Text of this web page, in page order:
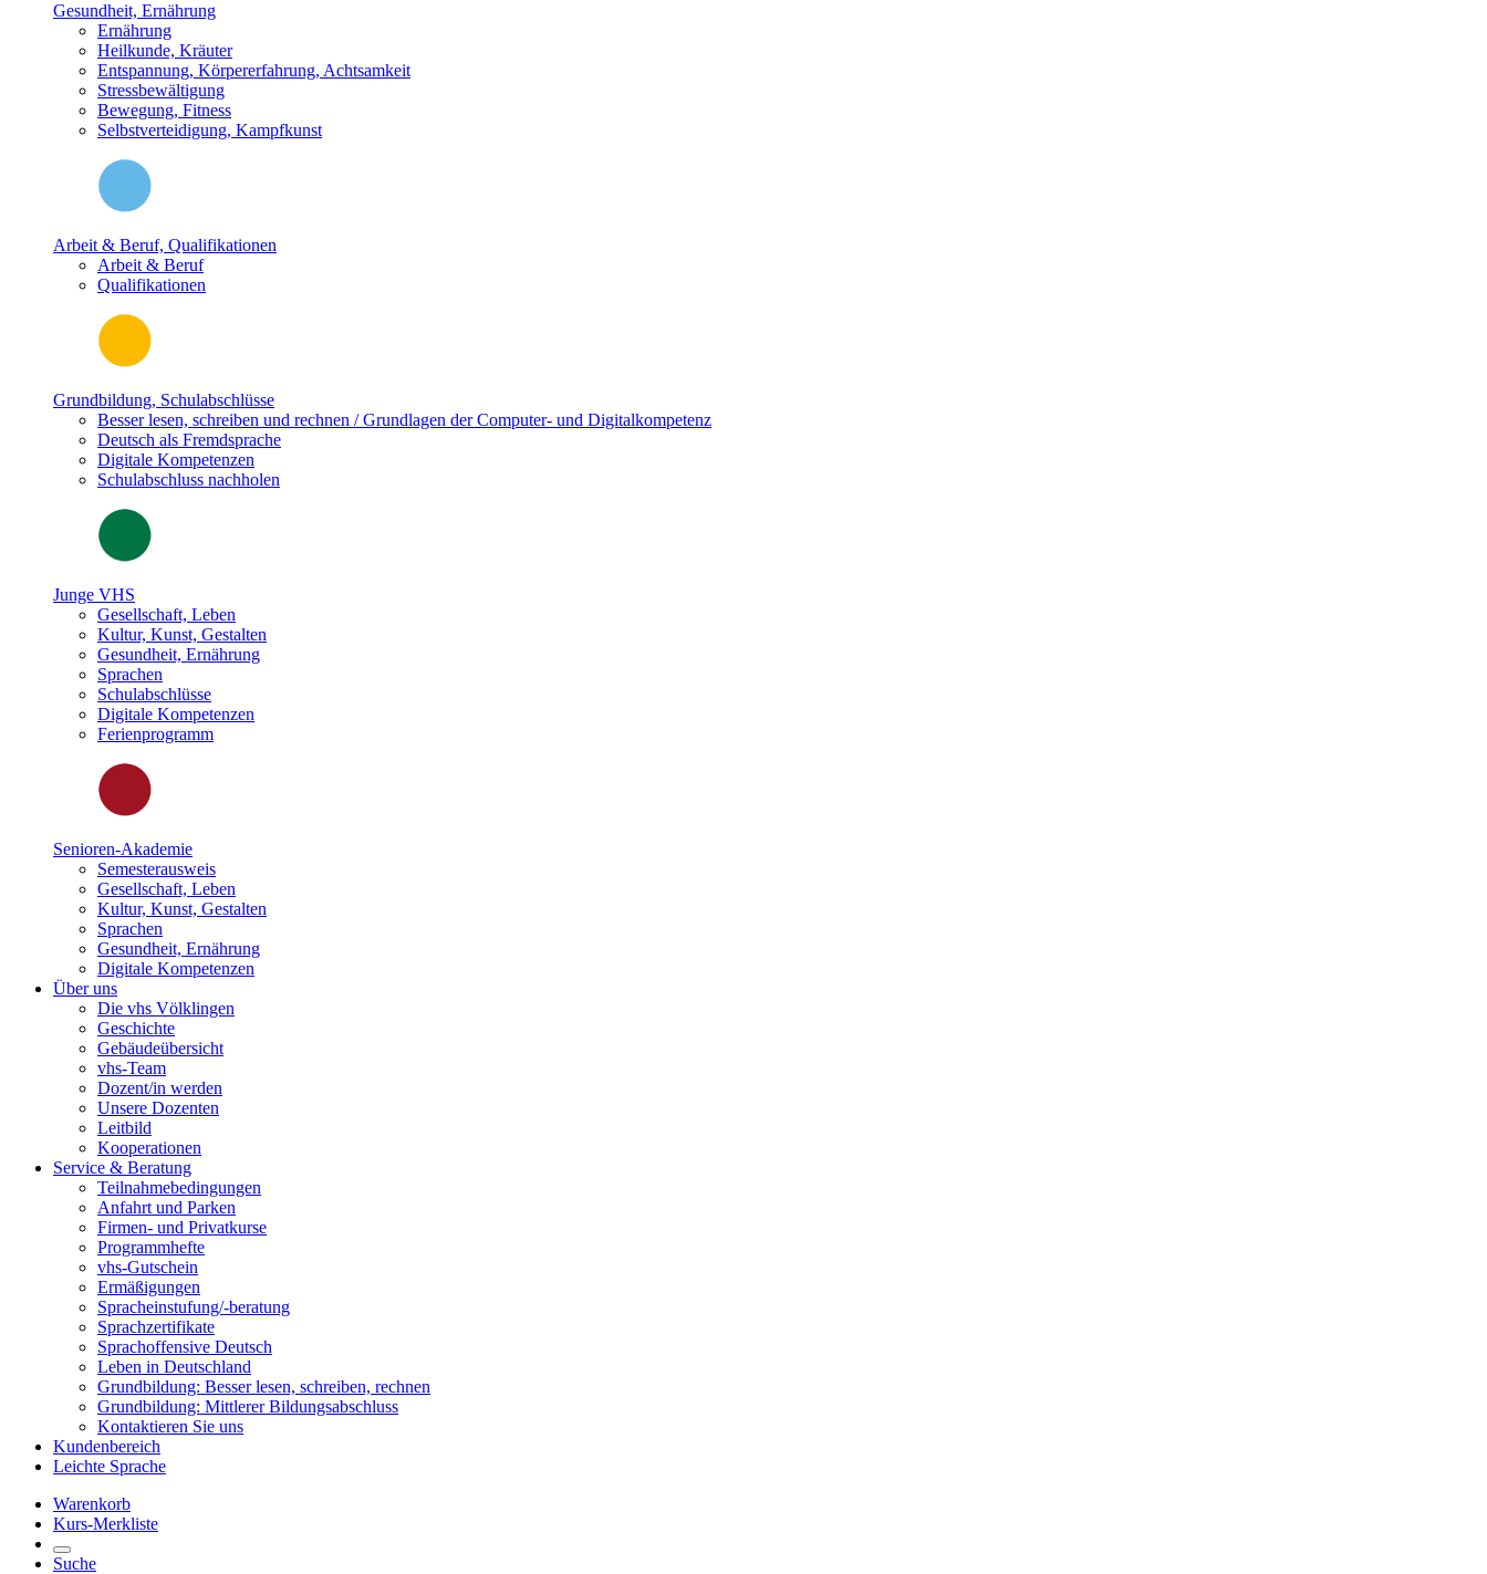
Gesundheit, Ernährung
Ernährung
Heilkunde, Kräuter
Entspannung, Körpererfahrung, Achtsamkeit
Stressbewältigung
Bewegung, Fitness
Selbstverteidigung, Kampfkunst
Arbeit & Beruf, Qualifikationen
Arbeit & Beruf
Qualifikationen
Grundbildung, Schulabschlüsse
Besser lesen, schreiben und rechnen / Grundlagen der Computer- und Digitalkompetenz
Deutsch als Fremdsprache
Digitale Kompetenzen
Schulabschluss nachholen
Junge VHS
Gesellschaft, Leben
Kultur, Kunst, Gestalten
Gesundheit, Ernährung
Sprachen
Schulabschlüsse
Digitale Kompetenzen
Ferienprogramm
Senioren-Akademie
Semesterausweis
Gesellschaft, Leben
Kultur, Kunst, Gestalten
Sprachen
Gesundheit, Ernährung
Digitale Kompetenzen
Über uns
Die vhs Völklingen
Geschichte
Gebäudeübersicht
vhs-Team
Dozent/in werden
Unsere Dozenten
Leitbild
Kooperationen
Service & Beratung
Teilnahmebedingungen
Anfahrt und Parken
Firmen- und Privatkurse
Programmhefte
vhs-Gutschein
Ermäßigungen
Spracheinstufung/-beratung
Sprachzertifikate
Sprachoffensive Deutsch
Leben in Deutschland
Grundbildung: Besser lesen, schreiben, rechnen
Grundbildung: Mittlerer Bildungsabschluss
Kontaktieren Sie uns
Kundenbereich
Leichte Sprache
Warenkorb
Kurs-Merkliste
Suche